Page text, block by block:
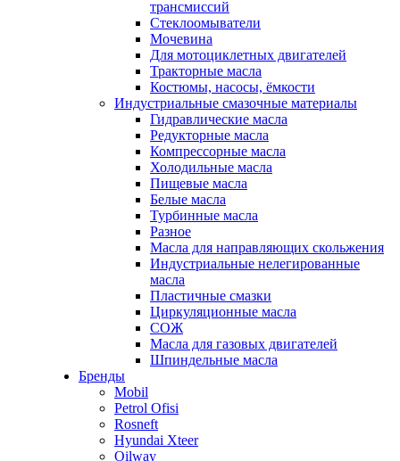
трансмиссий
Стеклоомыватели
Мочевина
Для мотоциклетных двигателей
Тракторные масла
Костюмы, насосы, ёмкости
Индустриальные смазочные материалы
Гидравлические масла
Редукторные масла
Компрессорные масла
Холодильные масла
Пищевые масла
Белые масла
Турбинные масла
Разное
Масла для направляющих скольжения
Индустриальные нелегированные
масла
Пластичные смазки
Циркуляционные масла
СОЖ
Масла для газовых двигателей
Шпиндельные масла
Бренды
Mobil
Petrol Ofisi
Rosneft
Hyundai Xteer
Oilway